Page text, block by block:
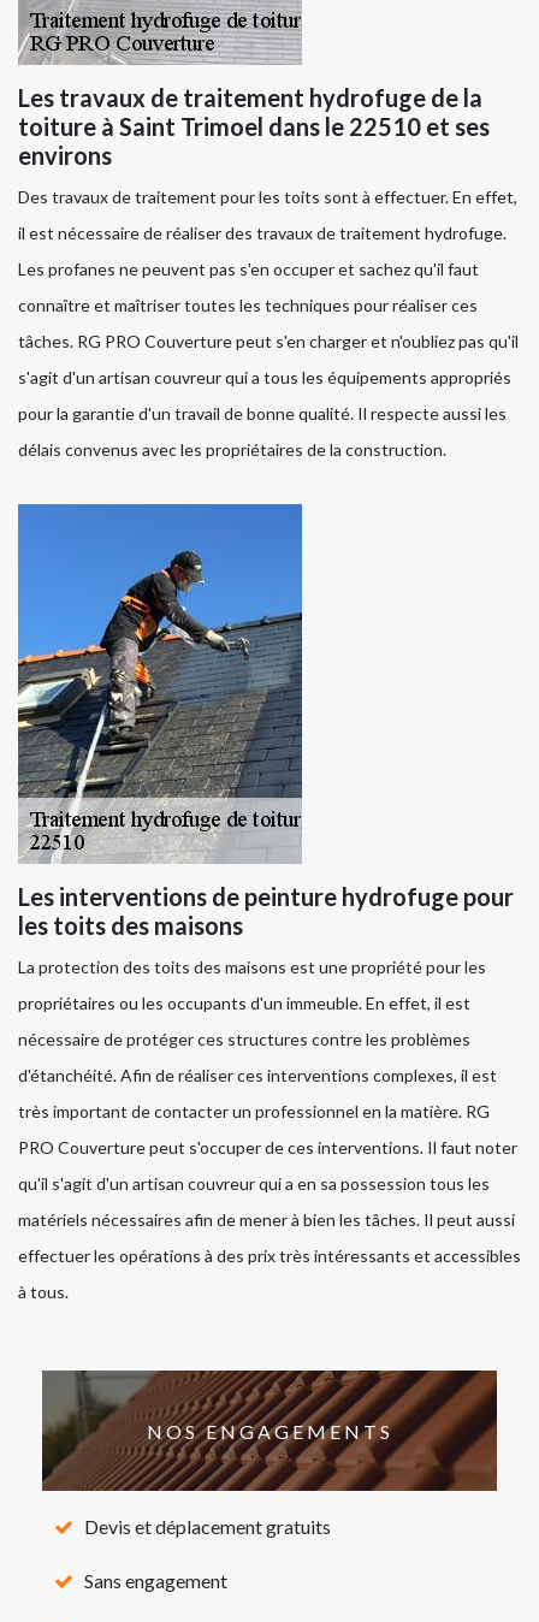
Les travaux de traitement hydrofuge de la
toiture à Saint Trimoel dans le 22510 et ses
environs
Des travaux de traitement pour les toits sont à effectuer. En effet,
il est nécessaire de réaliser des travaux de traitement hydrofuge.
Les profanes ne peuvent pas s'en occuper et sachez qu'il faut
connaître et maîtriser toutes les techniques pour réaliser ces
tâches. RG PRO Couverture peut s'en charger et n'oubliez pas qu'il
s'agit d'un artisan couvreur qui a tous les équipements appropriés
pour la garantie d'un travail de bonne qualité. Il respecte aussi les
délais convenus avec les propriétaires de la construction.
Les interventions de peinture hydrofuge pour
les toits des maisons
La protection des toits des maisons est une propriété pour les
propriétaires ou les occupants d'un immeuble. En effet, il est
nécessaire de protéger ces structures contre les problèmes
d'étanchéité. Afin de réaliser ces interventions complexes, il est
très important de contacter un professionnel en la matière. RG
PRO Couverture peut s'occuper de ces interventions. Il faut noter
qu'il s'agit d'un artisan couvreur qui a en sa possession tous les
matériels nécessaires afin de mener à bien les tâches. Il peut aussi
effectuer les opérations à des prix très intéressants et accessibles
à tous.
NOS ENGAGEMENTS
Devis et déplacement gratuits
Sans engagement